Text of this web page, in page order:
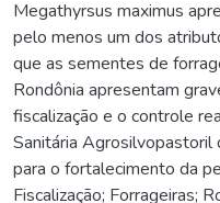
Megathyrsus maximus
pelo menos um dos
que as sementes de
Rondônia apresentam
fiscalização e o controle
Sanitária Agrosilvopastoril
para o fortalecimento da
Fiscalização; Forrageiras;